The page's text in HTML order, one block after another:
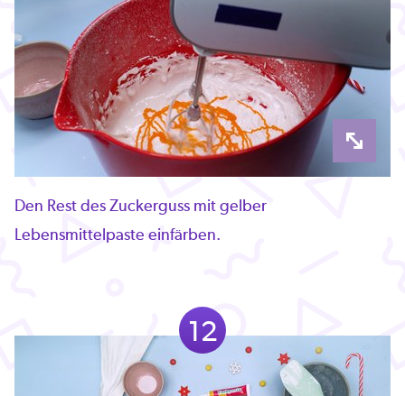
Den Rest des Zuckerguss mit gelber
Lebensmittelpaste einfärben.
12